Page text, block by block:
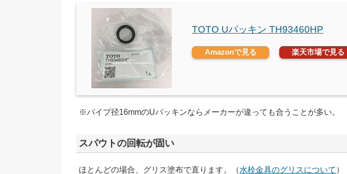
TOTO Uパッキン TH93460HP
Amazonで見る 楽天市場で見る
※パイプ径16mmのUパッキンならメーカーが違っても合うことが多い。
スパウトの回転が固い
ほとんどの場合、グリス塗布で直ります。（水栓金具のグリスについて ）